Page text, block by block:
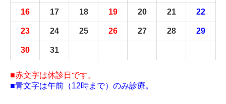
16 17 18 19 20 21 22
23 24 25 26 27 28 29
30 31
■赤文字は休診日です。
■青文字は午前（12時まで）のみ診療。